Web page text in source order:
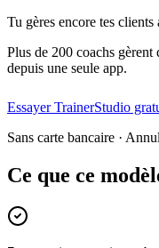
Tu gères encore tes clients
Plus de 200 coachs
depuis une seule app.
Essayer TrainerStudio
Sans carte bancaire ·
Ce que ce